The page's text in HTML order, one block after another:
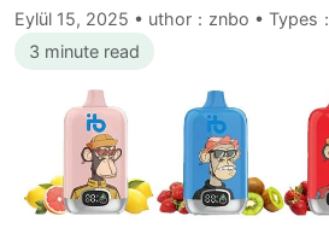
Eylül 15, 2025 • uthor：znbo • Types：
3 minute read